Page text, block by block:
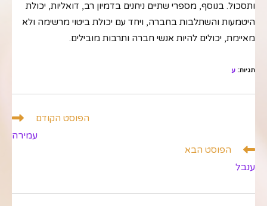
ותסכול. בנוסף, מספרי שתיים ניחנים בדמיון רב, דואליות, יכולת
היטמעות והשתלבות בחברה, ויחד עם יכולת ביטוי מרשימה ולא
מאיימת, יכולים להיות אנשי חברה ותרבות מובילים.
תגיות: ע
הפוסט הקודם
עמירה
הפוסט הבא
ענבל